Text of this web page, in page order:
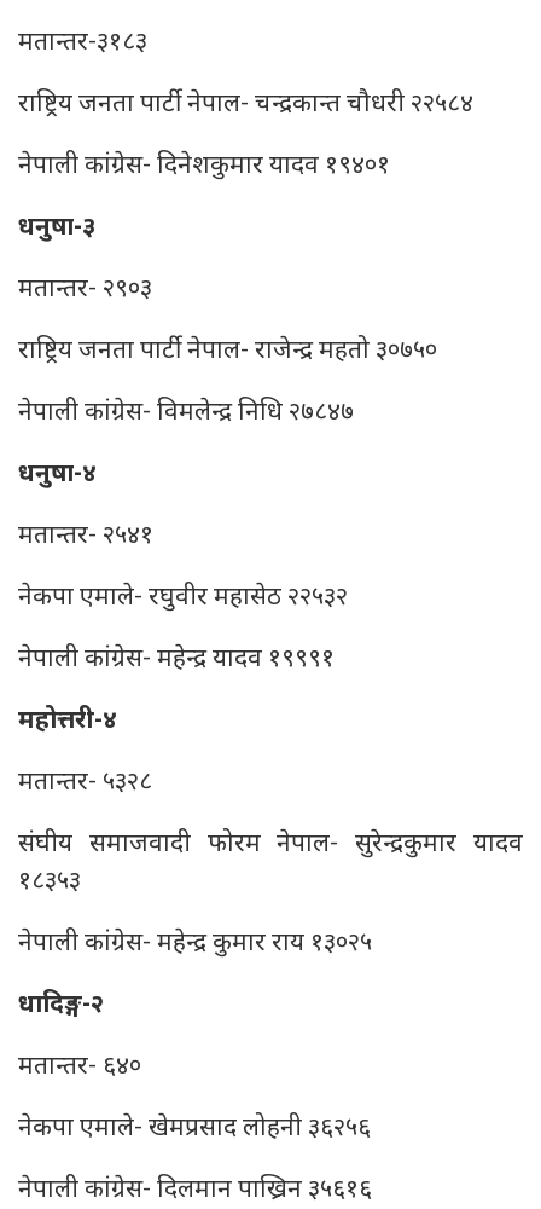
मतान्तर-३१८३
राष्ट्रिय जनता पार्टी नेपाल- चन्द्रकान्त चौधरी २२५८४
नेपाली कांग्रेस- दिनेशकुमार यादव १९४०१
धनुषा-३
मतान्तर- २९०३
राष्ट्रिय जनता पार्टी नेपाल- राजेन्द्र महतो ३०७५०
नेपाली कांग्रेस- विमलेन्द्र निधि २७८४७
धनुषा-४
मतान्तर- २५४१
नेकपा एमाले- रघुवीर महासेठ २२५३२
नेपाली कांग्रेस- महेन्द्र यादव १९९९१
महोत्तरी-४
मतान्तर- ५३२८
संघीय समाजवादी फोरम नेपाल- सुरेन्‍द्रकुमार यादव
१८३५३
नेपाली कांग्रेस- महेन्‍द्र कुमार राय १३०२५
धादिङ्ग-२
मतान्तर- ६४०
नेकपा एमाले- खेमप्रसाद लोहनी ३६२५६
नेपाली कांग्रेस- दिलमान पाख्रिन ३५६१६